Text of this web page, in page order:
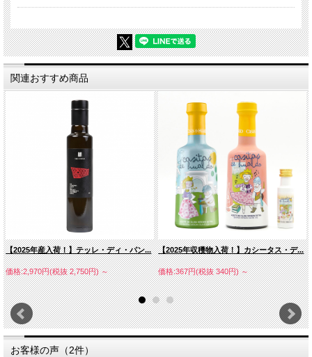
関連おすすめ商品
【2025年産入荷！】テッレ・ディ・パン...
価格:2,970円(税抜 2,750円)～
【2025年収穫物入荷！】カシータス・デ...
価格:367円(税抜 340円)～
お客様の声（2件）